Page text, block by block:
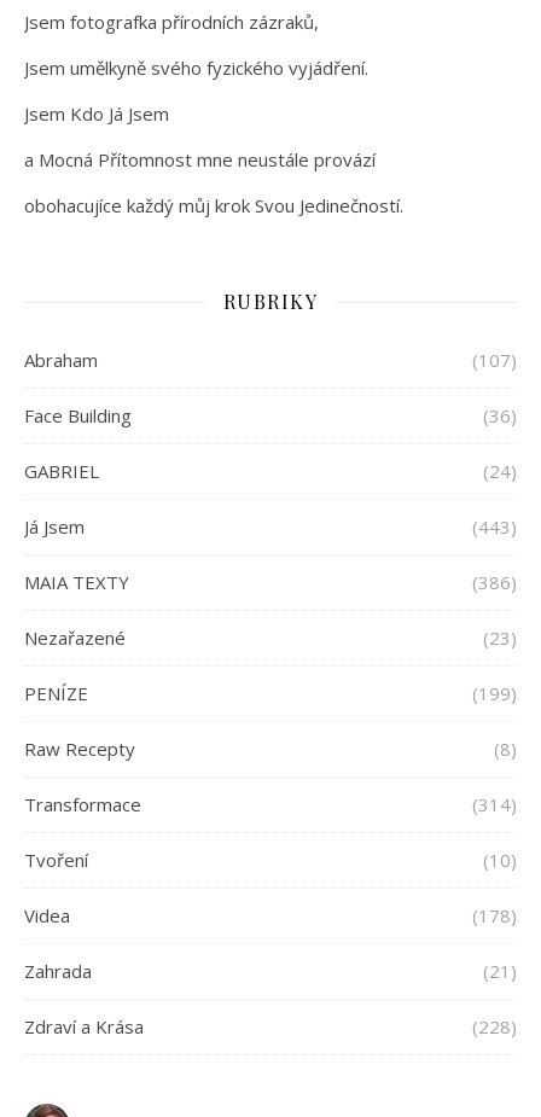
Jsem fotografka přírodních zázraků,
Jsem umělkyně svého fyzického vyjádření.
Jsem Kdo Já Jsem
a Mocná Přítomnost mne neustále provází
obohacujíce každý můj krok Svou Jedinečností.
RUBRIKY
Abraham (107)
Face Building (36)
GABRIEL (24)
Já Jsem (443)
MAIA TEXTY (386)
Nezařazené (23)
PENÍZE (199)
Raw Recepty (8)
Transformace (314)
Tvoření (10)
Videa (178)
Zahrada (21)
Zdraví a Krása (228)